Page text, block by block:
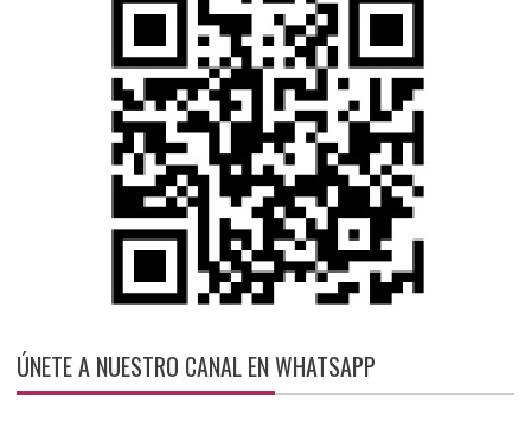
ÚNETE A NUESTRO CANAL EN WHATSAPP